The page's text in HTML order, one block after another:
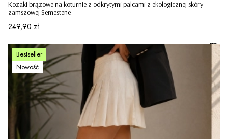
Kozaki brązowe na koturnie z odkrytymi palcami z ekologicznej skóry
zamszowej Semestene
Cena
249,90 zł
Bestseller
Nowość